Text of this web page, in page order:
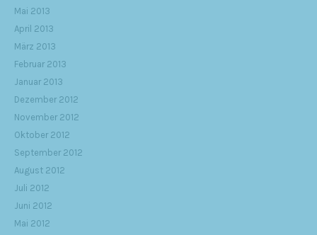
Mai 2013
April 2013
März 2013
Februar 2013
Januar 2013
Dezember 2012
November 2012
Oktober 2012
September 2012
August 2012
Juli 2012
Juni 2012
Mai 2012